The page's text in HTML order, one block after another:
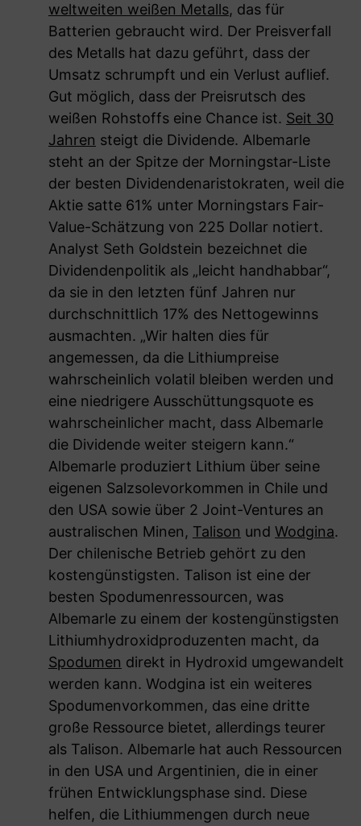
weltweiten weißen Metalls, das für
Batterien gebraucht wird. Der Preisverfall
des Metalls hat dazu geführt, dass der
Umsatz schrumpft und ein Verlust auflief.
Gut möglich, dass der Preisrutsch des
weißen Rohstoffs eine Chance ist. Seit 30
Jahren steigt die Dividende. Albemarle
steht an der Spitze der Morningstar-Liste
der besten Dividendenaristokraten, weil die
Aktie satte 61% unter Morningstars Fair-
Value-Schätzung von 225 Dollar notiert.
Analyst Seth Goldstein bezeichnet die
Dividendenpolitik als „leicht handhabbar“,
da sie in den letzten fünf Jahren nur
durchschnittlich 17% des Nettogewinns
ausmachten. „Wir halten dies für
angemessen, da die Lithiumpreise
wahrscheinlich volatil bleiben werden und
eine niedrigere Ausschüttungsquote es
wahrscheinlicher macht, dass Albemarle
die Dividende weiter steigern kann.“
Albemarle produziert Lithium über seine
eigenen Salzsolevorkommen in Chile und
den USA sowie über 2 Joint-Ventures an
australischen Minen, Talison und Wodgina.
Der chilenische Betrieb gehört zu den
kostengünstigsten. Talison ist eine der
besten Spodumenressourcen, was
Albemarle zu einem der kostengünstigsten
Lithiumhydroxidproduzenten macht, da
Spodumen direkt in Hydroxid umgewandelt
werden kann. Wodgina ist ein weiteres
Spodumenvorkommen, das eine dritte
große Ressource bietet, allerdings teurer
als Talison. Albemarle hat auch Ressourcen
in den USA und Argentinien, die in einer
frühen Entwicklungsphase sind. Diese
helfen, die Lithiummengen durch neue